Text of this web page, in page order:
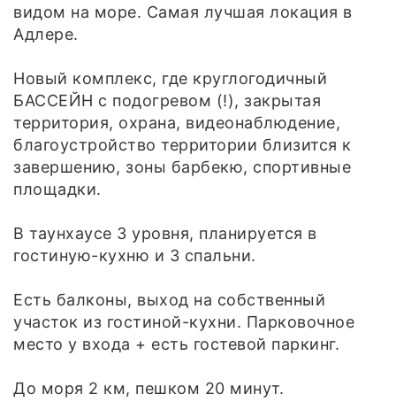
видом на море. Самая лучшая локация в
Адлере.
Новый комплекс, где круглогодичный
БАССЕЙН с подогревом (!), закрытая
территория, охрана, видеонаблюдение,
благоустройство территории близится к
завершению, зоны барбекю, спортивные
площадки.
В таунхаусе 3 уровня, планируется в
гостиную-кухню и 3 спальни.
Есть балконы, выход на собственный
участок из гостиной-кухни. Парковочное
место у входа + есть гостевой паркинг.
До моря 2 км, пешком 20 минут.